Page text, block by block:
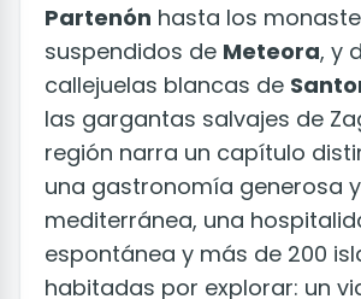
Partenón hasta los
suspendidos de Meteora, y
callejuelas blancas de
las gargantas salvajes de
región narra un capítulo
una gastronomía generosa y
mediterránea, una
espontánea y más de 200
habitadas por explorar: un